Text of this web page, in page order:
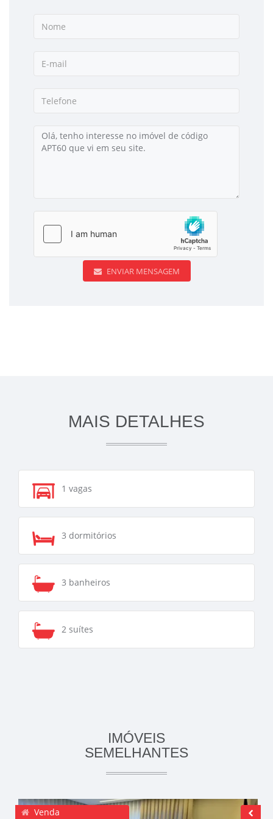
ENVIAR MENSAGEM
MAIS DETALHES
1 vagas
3 dormitórios
3 banheiros
2 suítes
IMÓVEIS
SEMELHANTES
Venda